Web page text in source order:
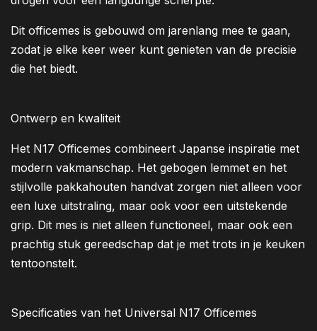
Dit officemes is gebouwd om jarenlang mee te gaan,
zodat je elke keer weer kunt genieten van de precisie
die het biedt.
Ontwerp en kwaliteit
Het N17 Officemes combineert Japanse inspiratie met
modern vakmanschap. Het gebogen lemmet en het
stijlvolle pakkahouten handvat zorgen niet alleen voor
een luxe uitstraling, maar ook voor een uitstekende
grip. Dit mes is niet alleen functioneel, maar ook een
prachtig stuk gereedschap dat je met trots in je keuken
tentoonstelt.
Specificaties van het Universal N17 Officemes